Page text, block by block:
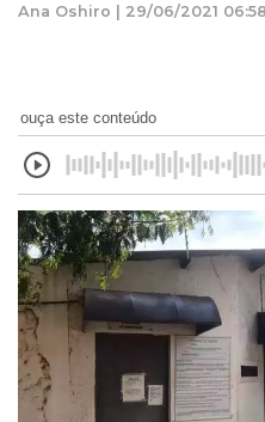
Ana Oshiro | 29/06/2021 06:58
ouça este conteúdo